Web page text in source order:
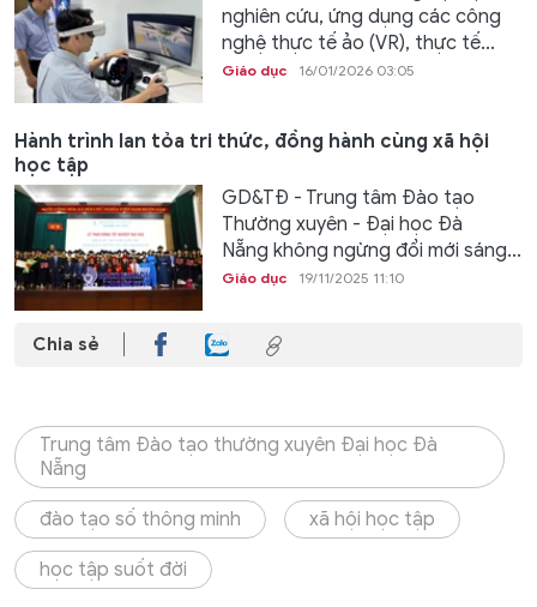
nghiên cứu, ứng dụng các công
nghệ thực tế ảo (VR), thực tế...
Giáo dục 16/01/2026 03:05
Hành trình lan tỏa tri thức, đồng hành cùng xã hội
học tập
GD&TĐ - Trung tâm Đào tạo
Thường xuyên - Đại học Đà
Nẵng không ngừng đổi mới sáng...
Giáo dục 19/11/2025 11:10
Chia sẻ
Trung tâm Đào tạo thường xuyên Đại học Đà
Nẵng
đào tạo số thông minh xã hội học tập
học tập suốt đời